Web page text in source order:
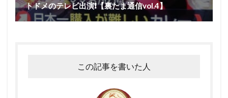
トドメのテレビ出演❗️【裏たま通信vol.4】
この記事を書いた人